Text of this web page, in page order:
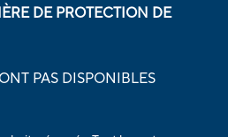
DE PROTECTION DE
PAS DISPONIBLES